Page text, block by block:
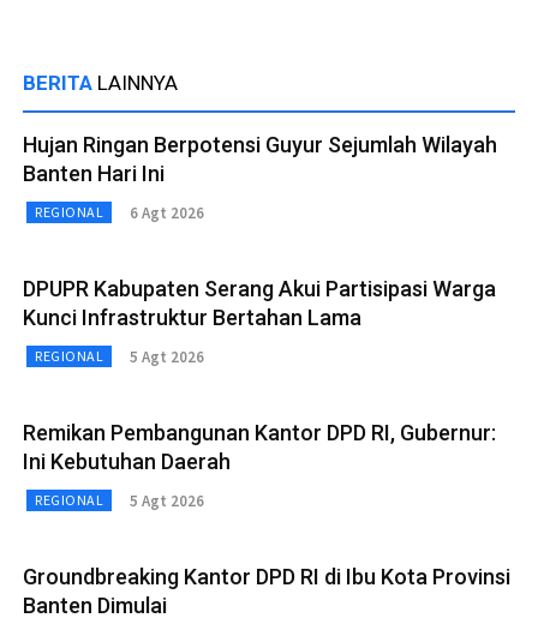
BERITA LAINNYA
Hujan Ringan Berpotensi Guyur Sejumlah Wilayah
Banten Hari Ini
REGIONAL 6 Agt 2026
DPUPR Kabupaten Serang Akui Partisipasi Warga
Kunci Infrastruktur Bertahan Lama
REGIONAL 5 Agt 2026
Remikan Pembangunan Kantor DPD RI, Gubernur:
Ini Kebutuhan Daerah
REGIONAL 5 Agt 2026
Groundbreaking Kantor DPD RI di Ibu Kota Provinsi
Banten Dimulai